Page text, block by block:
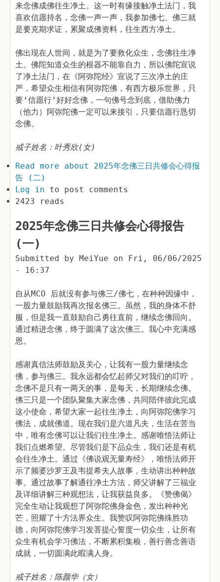
来念佛成佛往生净土。这一时有缘接触净土法门，我
喜欢信愿持名，念佛一声一声，我参加佛七、佛三就
是要克期求证，累聚成佛资料，往生西方净土。
佛出现在人世间，就是为了要救化众生，念佛往生净
土。佛陀知道众生的根器不能靠自力，所以佛陀宣说
了净土法门，在《阿弥陀经》宣说了三次净土的庄
严，希望众生相信有阿弥陀佛，有西方极乐世界，只
要‘信愿行’好好念佛，一句佛号念到底，借助佛力
（他力）阿弥陀佛一定可以来接引，只要信愿行恳切
念佛。
戒子姓名：叶秀欣(女)
Read more about 2025年念佛三日共修会心得报
告 (二)
Log in to post comments
2423 reads
2025年念佛三日共修会心得报告
(一)
Submitted by MeiYue on Fri, 06/06/2025
- 16:37
自从MCO 后就没有参与佛三/佛七，在种种因缘中，
一股力量鼓励我再次报名佛三。虽然，我的身体不舒
服，但是我一直鼓励自己勇往直前，继续念佛回向。
通过精进念佛，终于圆满了这次佛三。我心中充满感
恩。
感谢真信法师鼓励及关心，让我有一股力量继续念
佛，参与佛三。我永远都会忆起师父对我们的叮咛，
念佛不是只有一两天的事，是每天，长期继续念佛。
佛三只是一个团队聚集大家念佛，共同陪伴彼此完成
这小使命，希望大家一起往生净土，向阿弥陀佛学习
佛法，成就佛道。现在我们是六道凡夫，生活在苦当
中，唯有念佛可以让我们往生净土。感谢唯悟法师让
我们点燃希望。尽管我们是下品众生，我们还是有机
会往生净土。通过《佛说观无量寿经》，唯悟法师开
示了频婆沙罗王及韦提希夫人故事，生动讲出种种故
事。通过故事了解通往净土方法，师父讲解了三福业
及详细讲解三种观想法，让我获益良多。《赞佛偈》
完全生动让我观想了阿弥陀佛身金色，发出种种光
芒，照耀了十方法界众生。我赞叹阿弥陀佛殊胜功
德，向阿弥陀佛学习发菩提心誓度一切众生，让所有
众生有机会学习佛法，不断累积集稂，善行善念善语
成就，一切圆满此暇满人身。
戒子姓名：陈颜华（女）